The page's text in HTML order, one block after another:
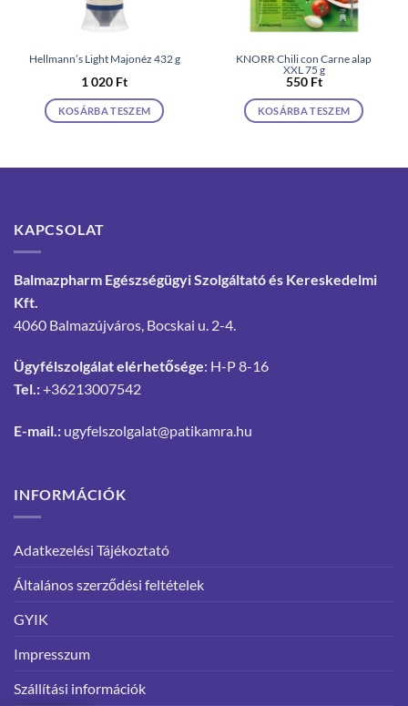
Hellmann’s Light Majonéz 432 g
1 020 Ft
KOSÁRBA TESZEM
KNORR Chili con Carne alap
XXL 75 g
550 Ft
KOSÁRBA TESZEM
KAPCSOLAT
Balmazpharm Egészségügyi Szolgáltató és Kereskedelmi
Kft.
4060 Balmazújváros, Bocskai u. 2-4.
Ügyfélszolgálat elérhetősége: H-P 8-16
Tel.:+36213007542
E-mail.: ugyfelszolgalat@patikamra.hu
INFORMÁCIÓK
Adatkezelési Tájékoztató
Általános szerződési feltételek
GYIK
Impresszum
Szállítási információk